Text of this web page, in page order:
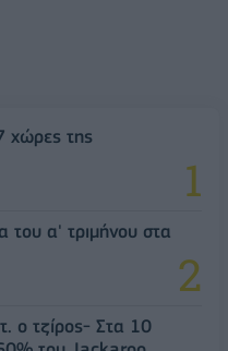
χώρες της
α' τριμήνου στα
ο τζίρος- Στα 10